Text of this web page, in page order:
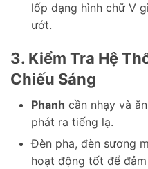
lốp dạng hình chữ V
ướt.
3. Kiểm Tra Hệ
Chiếu Sáng
Phanh cần nhạy và
phát ra tiếng lạ.
Đèn pha, đèn sương
hoạt động tốt để